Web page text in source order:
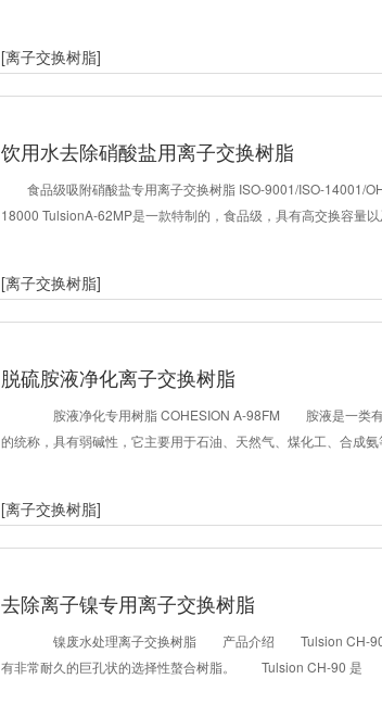
[离子交换树脂]
饮用水去除硝酸盐用离子交换树脂
食品级吸附硝酸盐专用离子交换树脂 ISO-9001/ISO-14001/
18000 TulsionA-62MP是一款特制的，食品级，具有高交换容量
[离子交换树脂]
脱硫胺液净化离子交换树脂
胺液净化专用树脂 COHESION A-98FM 胺液是一类有
的统称，具有弱碱性，它主要用于石油、天然气、煤化工、合成氨
[离子交换树脂]
去除离子镍专用离子交换树脂
镍废水处理离子交换树脂 产品介绍 Tulsion CH-90
有非常耐久的巨孔状的选择性螯合树脂。 Tulsion CH-90 是